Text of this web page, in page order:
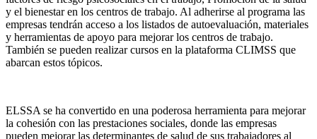
y el bienestar en los centros de trabajo. Al adherirse al programa las
empresas tendrán acceso a los listados de autoevaluación, materiales
y herramientas de apoyo para mejorar los centros de trabajo.
También se pueden realizar cursos en la plataforma CLIMSS que
abarcan estos tópicos.
ELSSA se ha convertido en una poderosa herramienta para mejorar
la cohesión con las prestaciones sociales, donde las empresas
pueden mejorar las determinantes de salud de sus trabajadores al